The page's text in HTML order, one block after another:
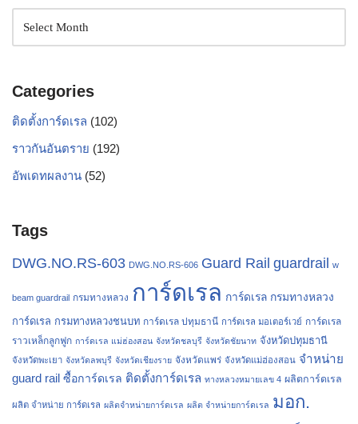
Categories
ติดตั้งการ์ดเรล (102)
ราวกันอันตราย (192)
อัพเดทผลงาน (52)
Tags
DWG.NO.RS-603 DWG.NO.RS-606 Guard Rail guardrail w
beam guardrail กรมทางหลวง การ์ดเรล การ์ดเรล กรมทางหลวง
การ์ดเรล กรมทางหลวงชนบท การ์ดเรล ปทุมธานี การ์ดเรล มอเตอร์เวย์ การ์ดเรล
ราวเหล็กลูกฟูก การ์ดเรล แม่ฮ่องสอน จังหวัดชลบุรี จังหวัดชัยนาท จังหวัดปทุมธานี
จังหวัดพะเยา จังหวัดลพบุรี จังหวัดเชียงราย จังหวัดแพร่ จังหวัดแม่ฮ่องสอน จำหน่าย
guard rail ซื้อการ์ดเรล ติดตั้งการ์ดเรล ทางหลวงหมายเลข 4 ผลิตการ์ดเรล
ผลิต จำหน่าย การ์ดเรล ผลิตจำหน่ายการ์ดเรล ผลิต จำหน่ายการ์ดเรล มอก.